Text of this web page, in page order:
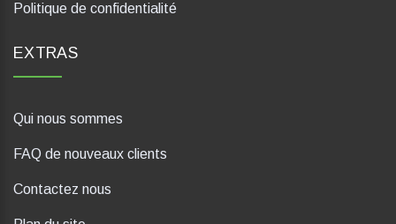
Politique de confidentialité
EXTRAS
Qui nous sommes
FAQ de nouveaux clients
Contactez nous